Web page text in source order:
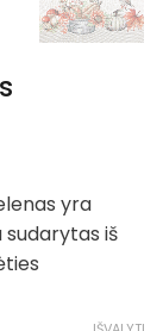
yra
sudarytas iš